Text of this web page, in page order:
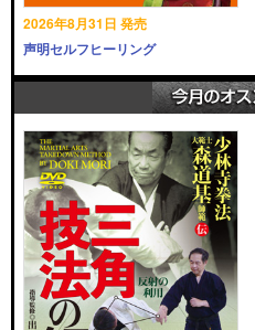
2026年8月31日 発売
声明セルフヒーリング